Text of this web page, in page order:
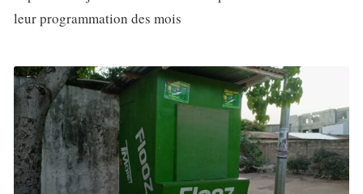
leur programmation des mois